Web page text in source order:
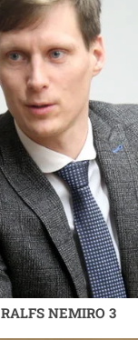
RALFS NEMIRO 3